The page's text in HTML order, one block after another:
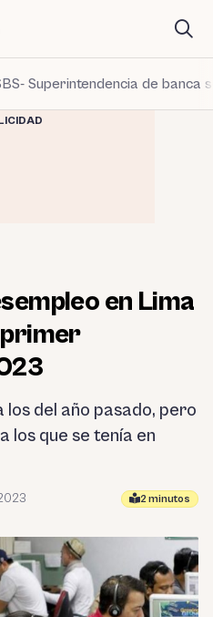
Superintendencia de banca
en Lima
primer
los del año pasado, pero
los que se tenía en
2 minutos